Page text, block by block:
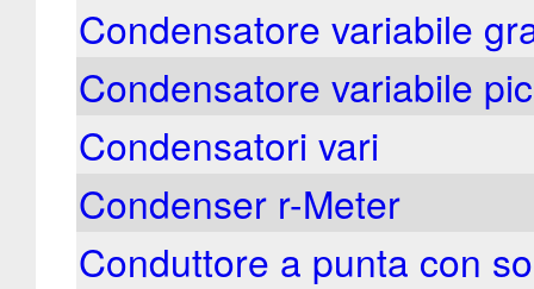
Condensatore variabile
Condensatore variabile
Condensatori vari
Condenser r-Meter
Conduttore a punta con